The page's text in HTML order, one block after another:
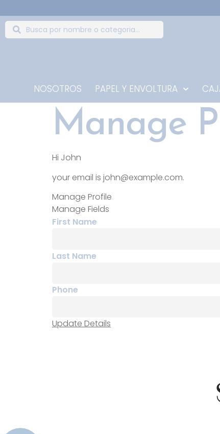
NOSOTROS PAPEL Y ENVOLTURA
Manage
Hi John
your email is john@example.com.
Manage Profile
Manage Fields
First Name
Last Name
Phone
Update Details